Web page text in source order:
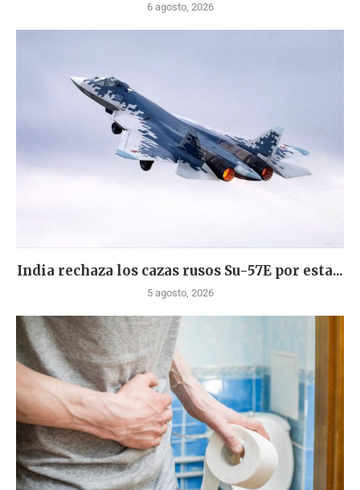
6 agosto, 2026
India rechaza los cazas rusos Su-57E por esta...
5 agosto, 2026